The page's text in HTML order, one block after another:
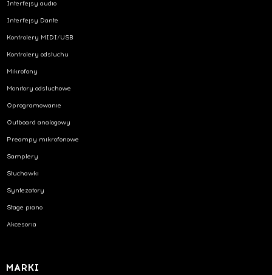
Interfejsy audio
Interfejsy Dante
Kontrolery MIDI/USB
Kontrolery odsłuchu
Mikrofony
Monitory odsłuchowe
Oprogramowanie
Outboard analogowy
Preampy mikrofonowe
Samplery
Słuchawki
Syntezatory
Stage piano
Akcesoria
MARKI